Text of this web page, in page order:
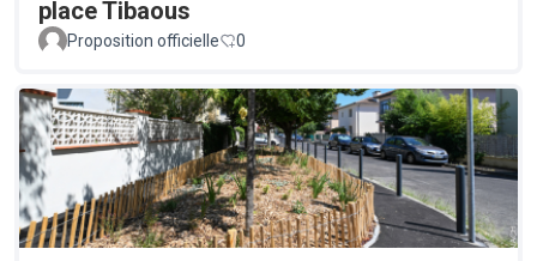
place Tibaous
Proposition officielle 0